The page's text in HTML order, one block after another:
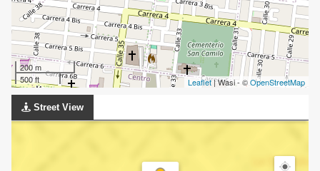
200 m
500 ft
Leaflet| Wasi - ©OpenStreetMap
Street View